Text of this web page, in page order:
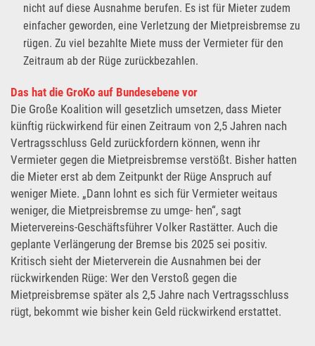
nicht auf diese Ausnahme berufen. Es ist für Mieter zudem
einfacher geworden, eine Verletzung der Mietpreisbremse zu
rügen. Zu viel bezahlte Miete muss der Vermieter für den
Zeitraum ab der Rüge zurückbezahlen.
Das hat die GroKo auf Bundesebene vor
Die Große Koalition will gesetzlich umsetzen, dass Mieter
künftig rückwirkend für einen Zeitraum von 2,5 Jahren nach
Vertragsschluss Geld zurückfordern können, wenn ihr
Vermieter gegen die Mietpreisbremse verstößt. Bisher hatten
die Mieter erst ab dem Zeitpunkt der Rüge Anspruch auf
weniger Miete. „Dann lohnt es sich für Vermieter weitaus
weniger, die Mietpreisbremse zu umge- hen“, sagt
Mietervereins-Geschäftsführer Volker Rastätter. Auch die
geplante Verlängerung der Bremse bis 2025 sei positiv.
Kritisch sieht der Mieterverein die Ausnahmen bei der
rückwirkenden Rüge: Wer den Verstoß gegen die
Mietpreisbremse später als 2,5 Jahre nach Vertragsschluss
rügt, bekommt wie bisher kein Geld rückwirkend erstattet.